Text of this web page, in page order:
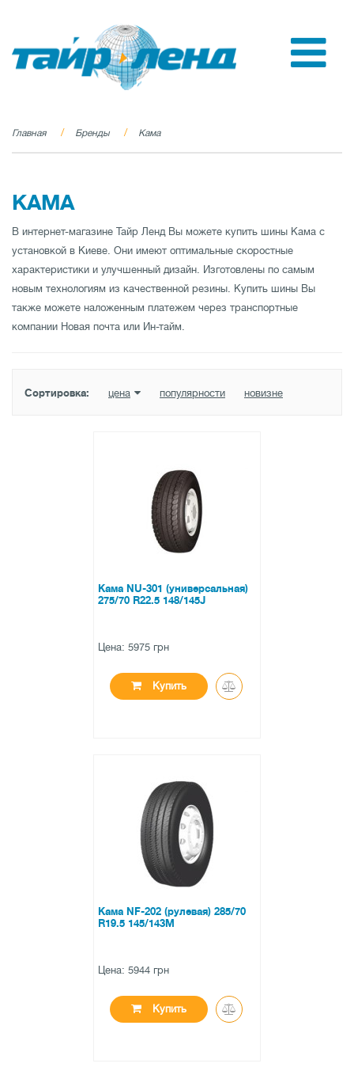
Главная Бренды Кама
КАМА
В интернет-магазине Тайр Ленд Вы можете купить шины Кама с
установкой в Киеве. Они имеют оптимальные скоростные
характеристики и улучшенный дизайн. Изготовлены по самым
новым технологиям из качественной резины. Купить шины Вы
также можете наложенным платежем через транспортные
компании Новая почта или Ин-тайм.
Сортировка: цена популярности новизне
Кама NU-301 (универсальная)
275/70 R22.5 148/145J
Цена: 5975 грн
Купить
0 отзывов
Кама NF-202 (рулевая) 285/70
R19.5 145/143M
Цена: 5944 грн
Купить